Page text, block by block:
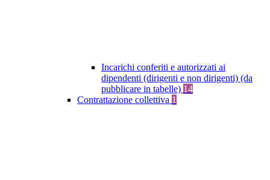
Incarichi conferiti e autorizzati ai
dipendenti (dirigenti e non dirigenti) (da
pubblicare in tabelle) 14
Contrattazione collettiva 1